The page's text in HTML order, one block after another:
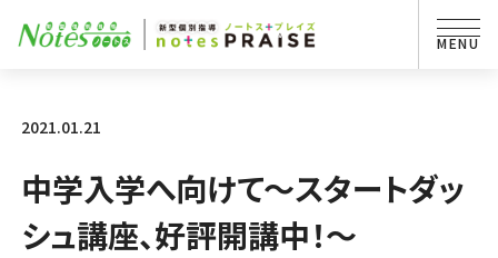
2021.01.21
中学入学へ向けて～スタートダッ
シュ講座、好評開講中！～